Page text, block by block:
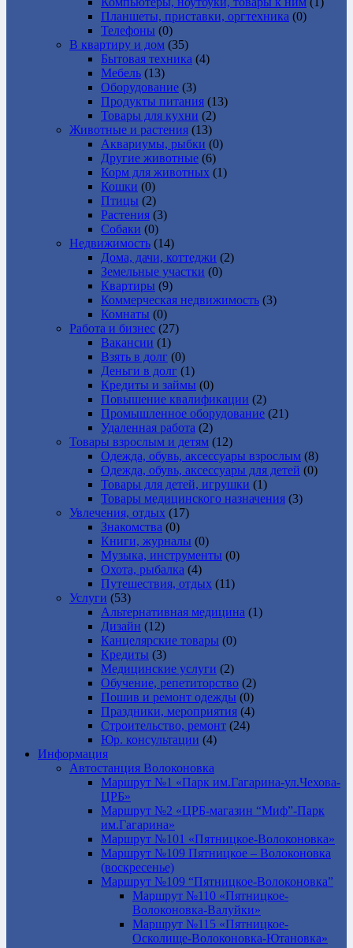
Планшеты, приставки, оргтехника (0)
Телефоны (0)
В квартиру и дом (35)
Бытовая техника (4)
Мебель (13)
Оборудование (3)
Продукты питания (13)
Товары для кухни (2)
Животные и растения (13)
Аквариумы, рыбки (0)
Другие животные (6)
Корм для животных (1)
Кошки (0)
Птицы (2)
Растения (3)
Собаки (0)
Недвижимость (14)
Дома, дачи, коттеджи (2)
Земельные участки (0)
Квартиры (9)
Коммерческая недвижимость (3)
Комнаты (0)
Работа и бизнес (27)
Вакансии (1)
Взять в долг (0)
Деньги в долг (1)
Кредиты и займы (0)
Повышение квалификации (2)
Промышленное оборудование (21)
Удаленная работа (2)
Товары взрослым и детям (12)
Одежда, обувь, аксессуары взрослым (8)
Одежда, обувь, аксессуары для детей (0)
Товары для детей, игрушки (1)
Товары медицинского назначения (3)
Увлечения, отдых (17)
Знакомства (0)
Книги, журналы (0)
Музыка, инструменты (0)
Охота, рыбалка (4)
Путешествия, отдых (11)
Услуги (53)
Альтернативная медицина (1)
Дизайн (12)
Канцелярские товары (0)
Кредиты (3)
Медицинские услуги (2)
Обучение, репетиторство (2)
Пошив и ремонт одежды (0)
Праздники, мероприятия (4)
Строительство, ремонт (24)
Юр. консультации (4)
Информация
Автостанция Волоконовка
Маршрут №1 «Парк им.Гагарина-ул.Чехова-
ЦРБ»
Маршрут №2 «ЦРБ-магазин “Миф”-Парк
им.Гагарина»
Маршрут №101 «Пятницкое-Волоконовка»
Маршрут №109 Пятницкое – Волоконовка
(воскресенье)
Маршрут №109 “Пятницкое-Волоконовка”
Маршрут №110 «Пятницкое-
Волоконовка-Валуйки»
Маршрут №115 «Пятницкое-
Осколище-Волоконовка-Ютановка»